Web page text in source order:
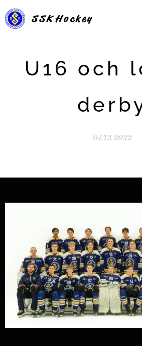
SSKHockey
U16 och
07.12.2022